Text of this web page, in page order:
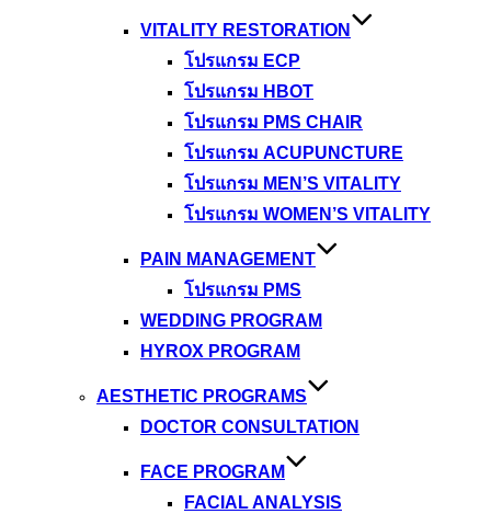
VITALITY RESTORATION
โปรแกรม ECP
โปรแกรม HBOT
โปรแกรม PMS CHAIR
โปรแกรม ACUPUNCTURE
โปรแกรม MEN’S VITALITY
โปรแกรม WOMEN’S VITALITY
PAIN MANAGEMENT
โปรแกรม PMS
WEDDING PROGRAM
HYROX PROGRAM
AESTHETIC PROGRAMS
DOCTOR CONSULTATION
FACE PROGRAM
FACIAL ANALYSIS